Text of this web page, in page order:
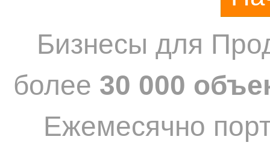
Бизнесы для
более 30 000
Ежемесячно